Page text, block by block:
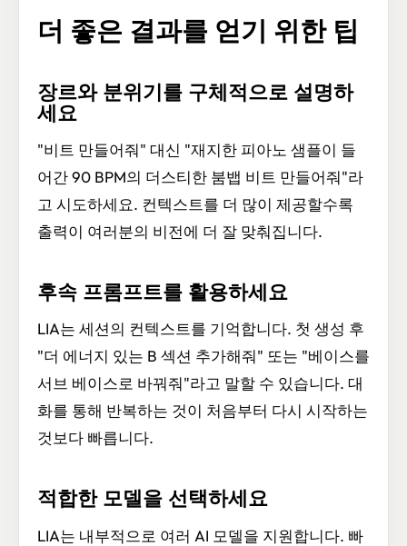
더 좋은 결과를 얻기 위한 팁
장르와 분위기를 구체적으로 설명하
세요
"비트 만들어줘" 대신 "재지한 피아노 샘플이 들
어간 90 BPM의 더스티한 붐뱁 비트 만들어줘"라
고 시도하세요. 컨텍스트를 더 많이 제공할수록
출력이 여러분의 비전에 더 잘 맞춰집니다.
후속 프롬프트를 활용하세요
LIA는 세션의 컨텍스트를 기억합니다. 첫 생성 후
"더 에너지 있는 B 섹션 추가해줘" 또는 "베이스를
서브 베이스로 바꿔줘"라고 말할 수 있습니다. 대
화를 통해 반복하는 것이 처음부터 다시 시작하는
것보다 빠릅니다.
적합한 모델을 선택하세요
LIA는 내부적으로 여러 AI 모델을 지원합니다. 빠